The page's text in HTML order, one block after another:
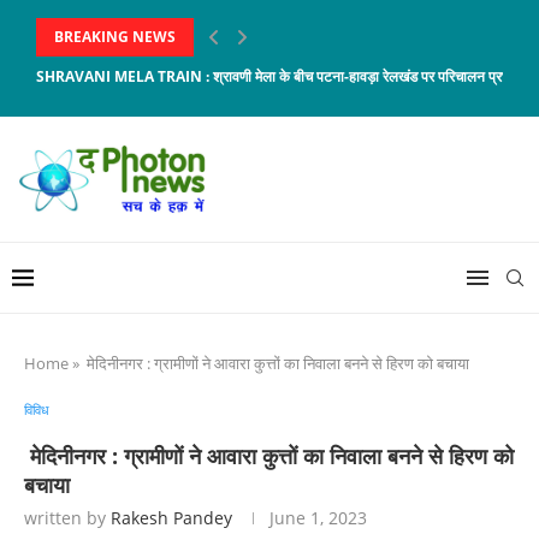
BREAKING NEWS
SHRAVANI MELA TRAIN : श्रावणी मेला के बीच पटना-हावड़ा रेलखंड पर परिचालन
Home» मेदिनीनगर : ग्रामीणों ने आवारा कुत्तों का निवाला बनने से हिरण को बचाया
विविध
मेदिनीनगर : ग्रामीणों ने आवारा कुत्तों का निवाला बनने से हिरण को
बचाया
written by Rakesh Pandey June 1, 2023